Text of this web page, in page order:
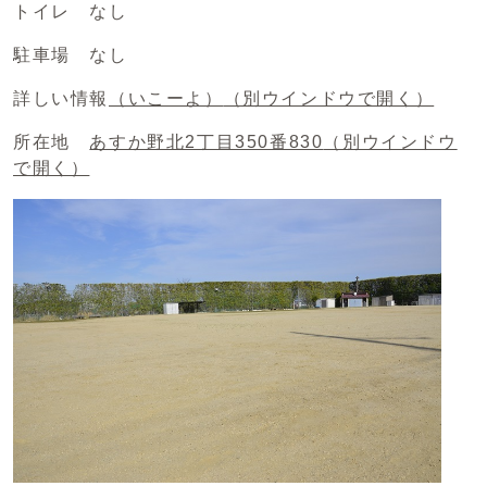
トイレ なし
駐車場 なし
詳しい情報 （いこーよ） （別ウインドウで開く）
所在地 あすか野北2丁目350番830 （別ウインドウ
で開く）